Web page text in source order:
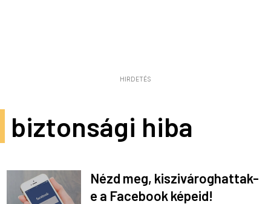
HIRDETÉS
biztonsági hiba
Nézd meg, kiszivároghattak-
e a Facebook képeid!